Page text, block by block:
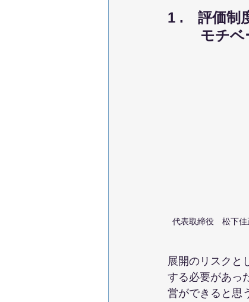
1 .　評価制
モチベー
代表取締役　松下佳
展開のリスクと
する必要があっ
営ができると思